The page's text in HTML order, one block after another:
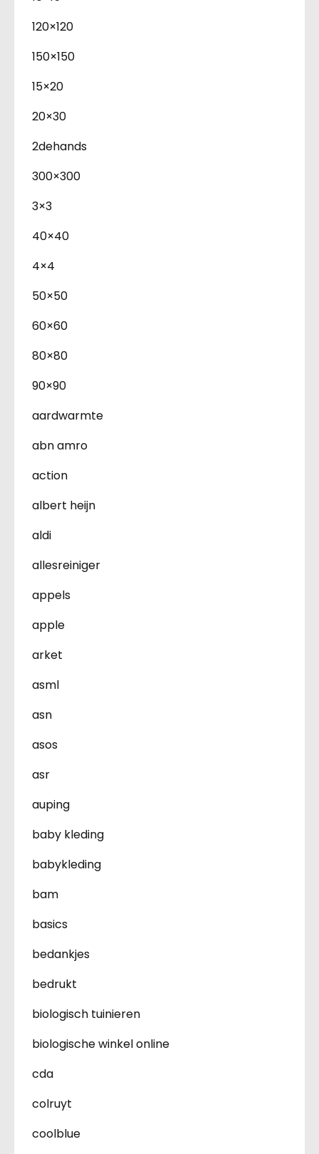
120×120
150×150
15×20
20×30
2dehands
300×300
3×3
40×40
4×4
50×50
60×60
80×80
90×90
aardwarmte
abn amro
action
albert heijn
aldi
allesreiniger
appels
apple
arket
asml
asn
asos
asr
auping
baby kleding
babykleding
bam
basics
bedankjes
bedrukt
biologisch tuinieren
biologische winkel online
cda
colruyt
coolblue